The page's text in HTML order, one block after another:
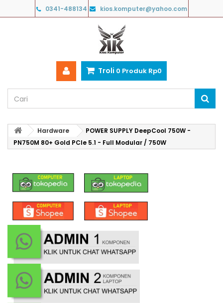
0341-488134 kios.komputer@yahoo.com
Troli 0 Produk Rp‎0
Hardware
POWER SUPPLY DeepCool 750W -
PN750M 80+ Gold PCIe 5.1 - Full Modular / 750W